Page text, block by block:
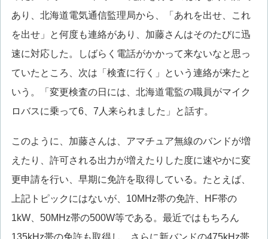
あり、北海道電気通信監理局から、「あれを出せ、これ
を出せ」と何度も連絡があり、加藤さんはそのたびに迅
速に対応した。しばらく電話がかかって来ないなと思っ
ていたところ、次は「検査に行く」という連絡が来たと
いう。「変更検査の日には、北海道電監の職員がマイク
ロバスに乗って6、7人来られました」と話す。
このように、加藤さんは、アマチュア無線のバンドが増
えたり、許可される出力が増えたりした度に速やかに変
更申請を行い、早期に免許を取得している。たとえば、
上記トピックにはないが、10MHz帯の免許、HF帯の
1kW、50MHz帯の500W等である。最近ではもちろん